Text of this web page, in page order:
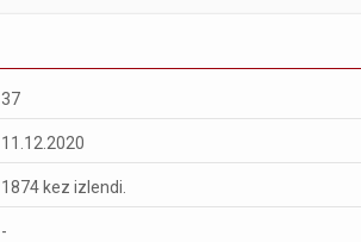
37
11.12.2020
1874 kez izlendi.
-